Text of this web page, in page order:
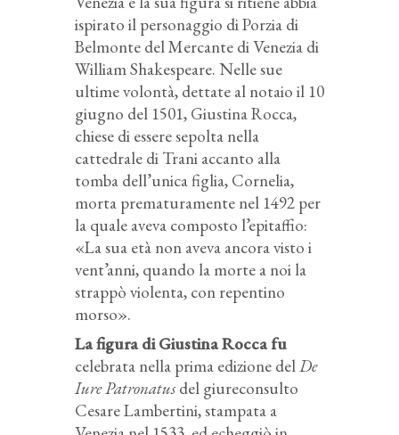
ispirato il personaggio di Porzia di
Belmonte del Mercante di Venezia di
William Shakespeare. Nelle sue
ultime volontà, dettate al notaio il 10
giugno del 1501, Giustina Rocca,
chiese di essere sepolta nella
cattedrale di Trani accanto alla
tomba dell’unica figlia, Cornelia,
morta prematuramente nel 1492 per
la quale aveva composto l’epitaffio:
«La sua età non aveva ancora visto i
vent’anni, quando la morte a noi la
strappò violenta, con repentino
morso».
La figura di Giustina Rocca fu
celebrata nella prima edizione delDe
Iure Patronatusdel giureconsulto
Cesare Lambertini, stampata a